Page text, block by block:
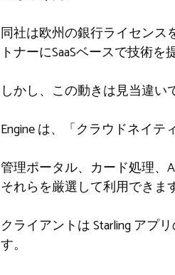
同社は欧州の銀行ライセン
トナーにSaaSベースで技術を
しかし、この動きは見当違い
Engine は、「クラウドネイ
管理ポータル、カード処理、
それらを厳選して利用できま
クライアントは Starling アプ
す。